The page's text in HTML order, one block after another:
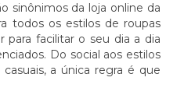
sinônimos da loja online da
todos os estilos de roupas
para facilitar o seu dia a dia
Do social aos estilos
a única regra é que